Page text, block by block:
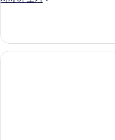
히
보
기